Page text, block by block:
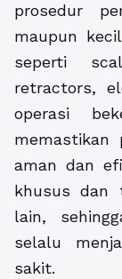
prosedur
maupun
seperti
retractors,
operasi
memastikan
aman dan
khusus dan
lain,
selalu
sakit.